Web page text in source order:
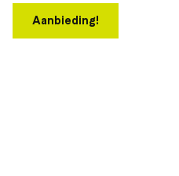
Aanbieding!